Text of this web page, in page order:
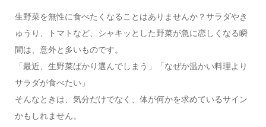
生野菜を無性に食べたくなることはありませんか？サラダやき
ゅうり、トマトなど、シャキッとした野菜が急に恋しくなる瞬
間は、意外と多いものです。
「最近、生野菜ばかり選んでしまう」「なぜか温かい料理より
サラダが食べたい」
そんなときは、気分だけでなく、体が何かを求めているサイン
かもしれません。